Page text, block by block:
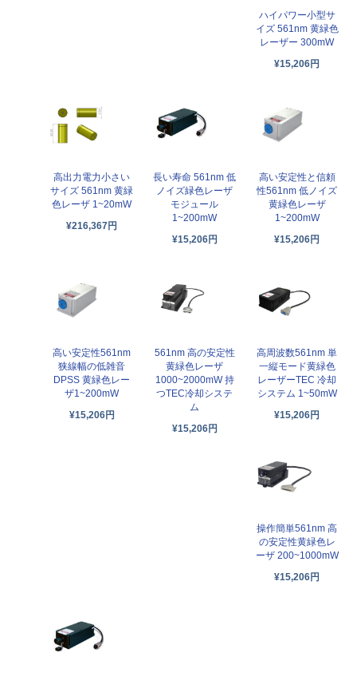
ハイパワー小型サ
イズ 561nm 黄緑色
レーザー 300mW
¥15,206円
高出力電力小さい
サイズ 561nm 黄緑
色レーザ 1~20mW
¥216,367円
長い寿命 561nm 低
ノイズ緑色レーザ
モジュール
1~200mW
¥15,206円
高い安定性と信頼
性561nm 低ノイズ
黄緑色レーザ
1~200mW
¥15,206円
高い安定性561nm
狭線幅の低雑音
DPSS 黄緑色レー
ザ1~200mW
¥15,206円
561nm 高の安定性
黄緑色レーザ
1000~2000mW 持
つTEC冷却システ
ム
¥15,206円
高周波数561nm 単
一縦モード黄緑色
レーザーTEC 冷却
システム 1~50mW
¥15,206円
操作簡単561nm 高
の安定性黄緑色レ
ーザ 200~1000mW
¥15,206円